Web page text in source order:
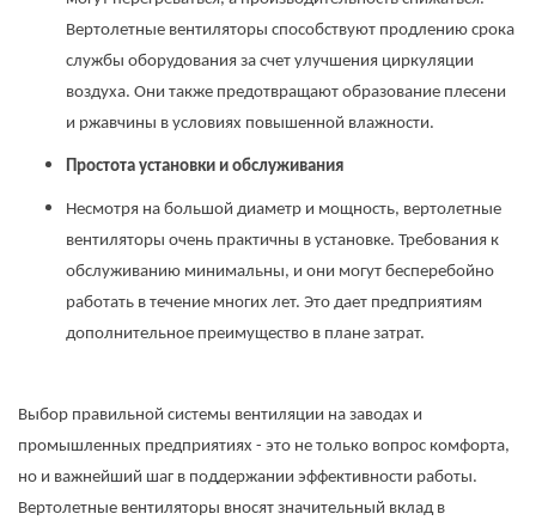
Вертолетные вентиляторы способствуют продлению срока
службы оборудования за счет улучшения циркуляции
воздуха. Они также предотвращают образование плесени
и ржавчины в условиях повышенной влажности.
Простота установки и обслуживания
Несмотря на большой диаметр и мощность, вертолетные
вентиляторы очень практичны в установке. Требования к
обслуживанию минимальны, и они могут бесперебойно
работать в течение многих лет. Это дает предприятиям
дополнительное преимущество в плане затрат.
Выбор правильной системы вентиляции на заводах и
промышленных предприятиях - это не только вопрос комфорта,
но и важнейший шаг в поддержании эффективности работы.
Вертолетные вентиляторы вносят значительный вклад в